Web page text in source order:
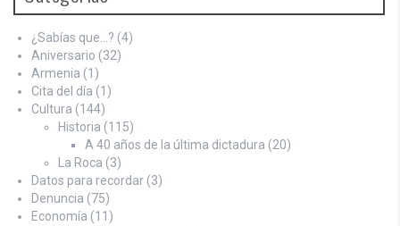
¿Sabías que…? (4)
Aniversario (32)
Armenia (1)
Cita del día (1)
Cultura (144)
Historia (115)
A 40 años de la última dictadura (20)
La Roca (3)
Datos para recordar (3)
Denuncia (75)
Economía (11)